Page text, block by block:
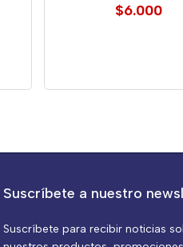
$6.000
Suscríbete a nuestro
Suscríbete para recibir noticias